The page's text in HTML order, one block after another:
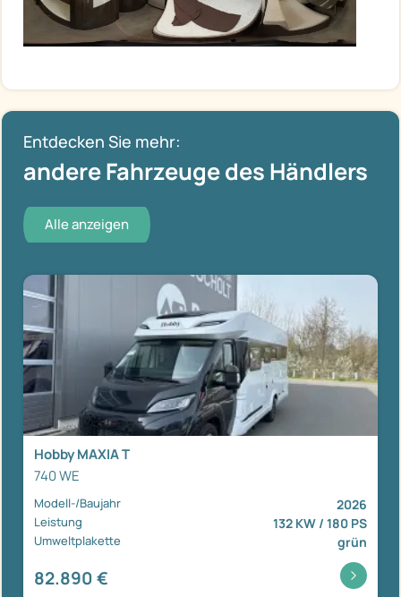
Entdecken Sie mehr:
andere Fahrzeuge des Händlers
Alle anzeigen
Hobby MAXIA T
740 WE
Modell-/Baujahr 2026
Leistung 132 KW / 180 PS
Umweltplakette grün
82.890 €